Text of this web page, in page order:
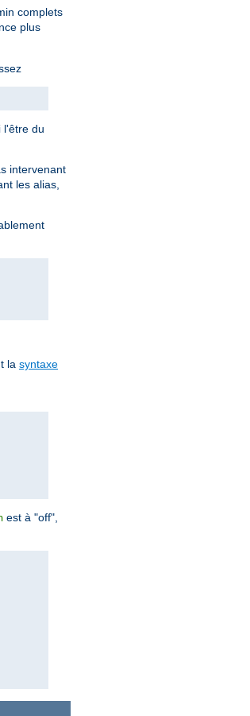
complets
plus
l'être du
intervenant
les alias,
la syntaxe
est à "off",